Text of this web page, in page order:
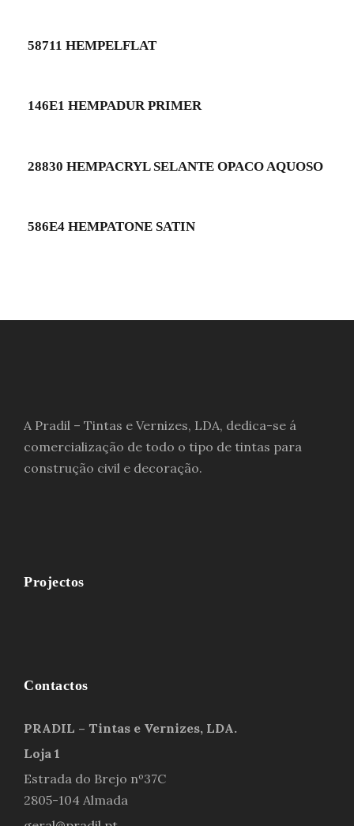
58711 HEMPELFLAT
146E1 HEMPADUR PRIMER
28830 HEMPACRYL SELANTE OPACO AQUOSO
586E4 HEMPATONE SATIN
A Pradil – Tintas e Vernizes, LDA, dedica-se á
comercialização de todo o tipo de tintas para
construção civil e decoração.
Projectos
Contactos
PRADIL – Tintas e Vernizes, LDA.
Loja 1
Estrada do Brejo nº37C
2805-104 Almada